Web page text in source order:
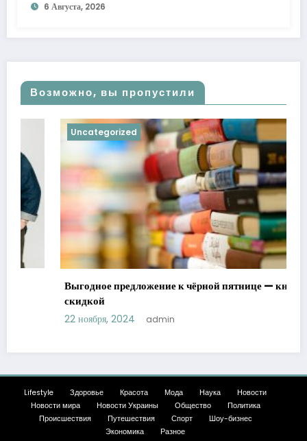
6 Августа, 2026
Возможно, вы пропустили
Uncategorized
Выгодное предложение к чёрной пятнице — книги со
скидкой
22 ноября, 2024 admin
Lifestyle Здоровье Красота Мода Наука
Новости
Новости мира
Новости Украины Общество
Политика
Происшествия
Путешествия Спорт
Шоу-бизнес
Экономика
Разное